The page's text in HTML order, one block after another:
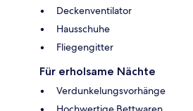
Deckenventilator
Hausschuhe
Fliegengitter
Für erholsame Nächte
Verdunkelungsvorhänge